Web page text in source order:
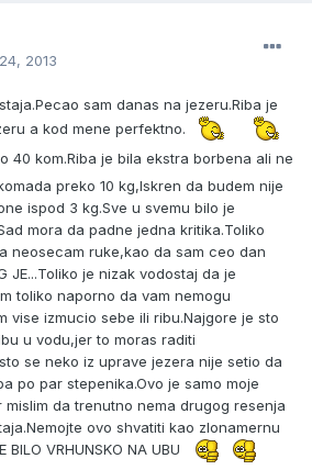
2013
sam danas na jezeru.Riba je
a kod mene perfektno.
40 kom.Riba je bila ekstra borbena ali ne
preko 10 kg,Iskren da budem nije
ispod 3 kg.Sve u svemu bilo je
mora da padne jedna kritika.Toliko
neosecam ruke,kao da sam ceo dan
JE...Toliko je nizak vodostaj da je
toliko naporno da vam nemogu
vise izmucio sebe ili ribu.Najgore je sto
u vodu,jer to moras raditi
se neko iz uprave jezera nije setio da
po par stepenika.Ovo je samo moje
da trenutno nema drugog resenja
ovo shvatiti kao zlonamernu
VRHUNSKO NA UBU